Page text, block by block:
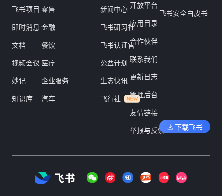
飞书项目
即时消息
文档
视频会议
妙记
知识库
零售
金融
餐饮
医疗
企业服务
汽车
新闻中心
飞书研习社
飞书认证官
公益计划
生态快讯
飞行社
开放平台
应用目录
合作伙伴
联系我们
更新日志
管理后台
友情链接
举报与反馈
飞书安全白皮书
下载飞书